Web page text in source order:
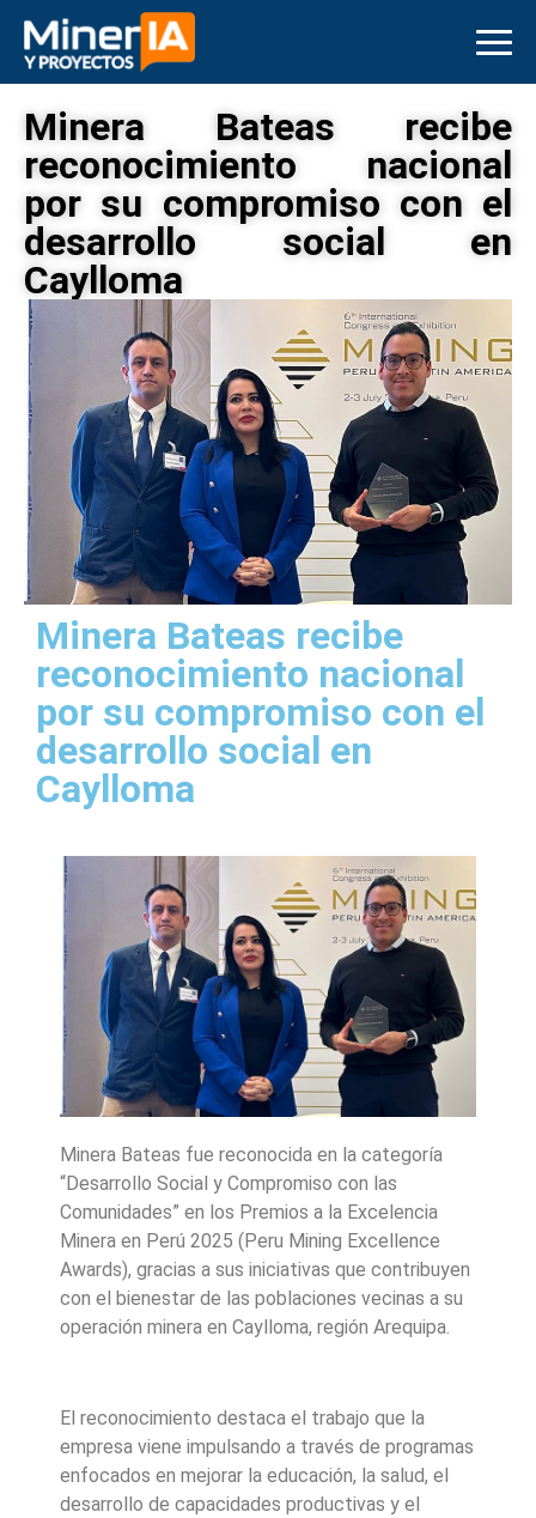
Minera Bateas recibe
reconocimiento nacional
por su compromiso con el
desarrollo social en
Caylloma
Minera Bateas recibe
reconocimiento nacional
por su compromiso con el
desarrollo social en
Caylloma
Minera Bateas fue reconocida en la categoría
“Desarrollo Social y Compromiso con las
Comunidades” en los Premios a la Excelencia
Minera en Perú 2025 (Peru Mining Excellence
Awards), gracias a sus iniciativas que contribuyen
con el bienestar de las poblaciones vecinas a su
operación minera en Caylloma, región Arequipa.
El reconocimiento destaca el trabajo que la
empresa viene impulsando a través de programas
enfocados en mejorar la educación, la salud, el
desarrollo de capacidades productivas y el